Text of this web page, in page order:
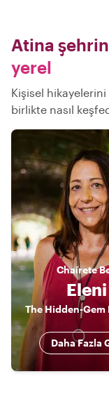
Atina
yerel
Kişisel
birlikte nasıl
Chaírete
Eleni
The Hidden-Gem
Daha Fazla